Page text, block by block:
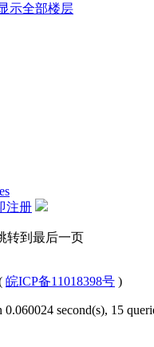
示全部楼层
注册
转到最后一页
皖ICP备11018398号 )
0.060024 second(s), 15